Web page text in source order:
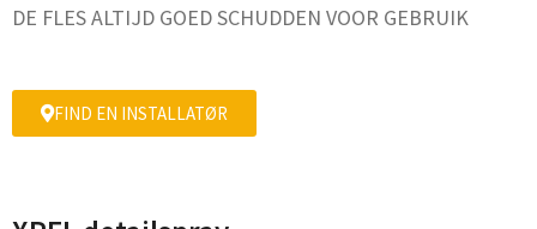
DE FLES ALTIJD GOED SCHUDDEN VOOR GEBRUIK
FIND EN INSTALLATØR